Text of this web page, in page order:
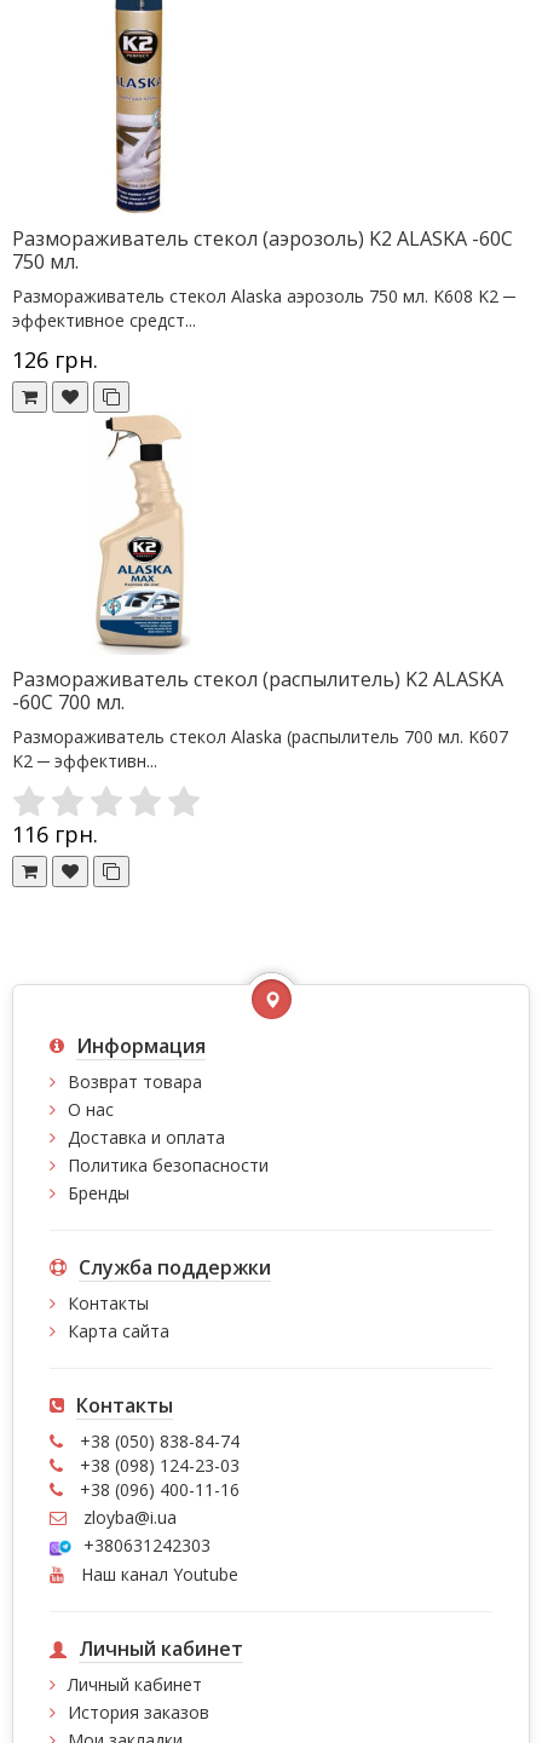
Размораживатель стекол (аэрозоль) K2 ALASKA -60C
750 мл.
Размораживатель стекол Alaska аэрозоль 750 мл. K608 K2 ─
эффективное средст...
126 грн.
Размораживатель стекол (распылитель) K2 ALASKA
-60C 700 мл.
Размораживатель стекол Alaska (распылитель 700 мл. K607
K2 ─ эффективн...
116 грн.
Информация
Возврат товара
О нас
Доставка и оплата
Политика безопасности
Бренды
Служба поддержки
Контакты
Карта сайта
Контакты
+38 (050) 838-84-74
+38 (098) 124-23-03
+38 (096) 400-11-16
zloyba@i.ua
+380631242303
Наш канал Youtube
Личный кабинет
Личный кабинет
История заказов